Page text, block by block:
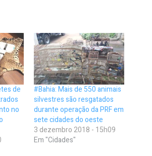
de
no
#Bahia: Mais de 550 animais
silvestres são resgatados
durante operação da PRF em
sete cidades do oeste
3 dezembro 2018 - 15h09
Em "Cidades"